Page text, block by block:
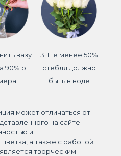
вазу
90% от
3. Не менее 50%
стебля должно
быть в воде
может отличаться от
на сайте.
и
а также с работой
творческим